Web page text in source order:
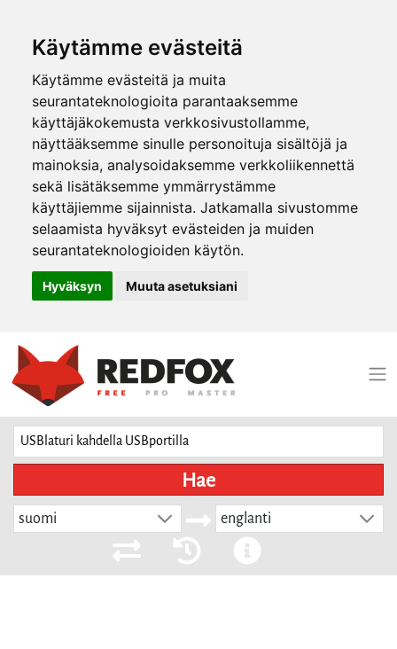
Käytämme evästeitä
Käytämme evästeitä ja muita
seurantateknologioita parantaaksemme
käyttäjäkokemusta verkkosivustollamme,
näyttääksemme sinulle personoituja sisältöjä ja
mainoksia, analysoidaksemme verkkoliikennettä
sekä lisätäksemme ymmärrystämme
käyttäjiemme sijainnista. Jatkamalla sivustomme
selaamista hyväksyt evästeiden ja muiden
seurantateknologioiden käytön.
Hyväksyn Muuta asetuksiani
Hae
suomi englanti